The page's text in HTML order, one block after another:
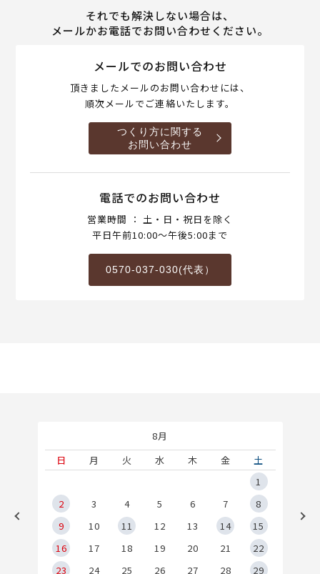
それでも解決しない場合は、
メールかお電話でお問い合わせください。
メールでのお問い合わせ
頂きましたメールのお問い合わせには、
順次メールでご連絡いたします。
つくり方に関する
お問い合わせ
電話でのお問い合わせ
営業時間 ： 土・日・祝日を除く
平日午前10:00～午後5:00まで
0570-037-030(代表）
8月
日
月 火 水 木 金
土
1
2
3 4 5 6 7
8
9
10 11 12 13 14
15
16
17 18 19 20 21
22
23
24 25 26 27 28
29